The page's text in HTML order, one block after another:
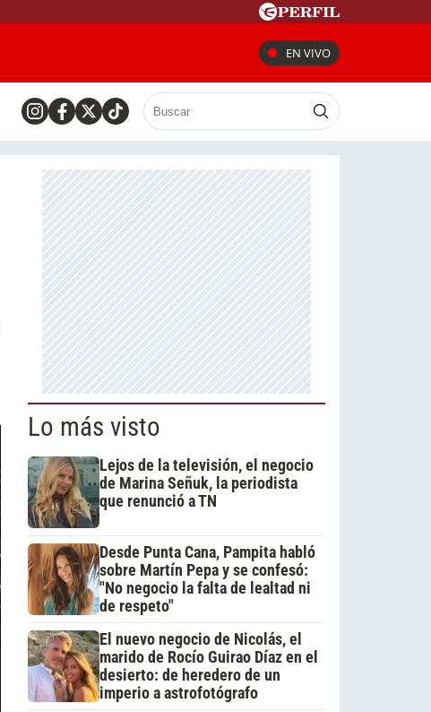
EN VIVO
Lo más visto
Lejos de la televisión, el negocio
de Marina Señuk, la periodista
que renunció a TN
Desde Punta Cana, Pampita habló
sobre Martín Pepa y se confesó:
"No negocio la falta de lealtad ni
de respeto"
El nuevo negocio de Nicolás, el
marido de Rocío Guirao Díaz en el
desierto: de heredero de un
imperio a astrofotógrafo